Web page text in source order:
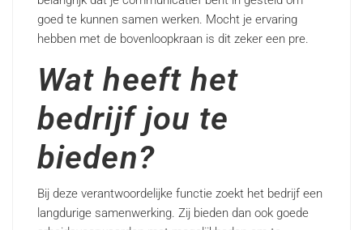
goed te kunnen samen werken. Mocht je ervaring
hebben met de bovenloopkraan is dit zeker een pre.
Wat heeft het
bedrijf jou te
bieden?
Bij deze verantwoordelijke functie zoekt het bedrijf een
langdurige samenwerking. Zij bieden dan ook goede